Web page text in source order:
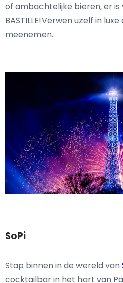
of ambachtelijke bieren, er is
BASTILLE!Verwen uzelf in
meenemen.
SoPi
Stap binnen in de wereld van
cocktailbar in het hart van